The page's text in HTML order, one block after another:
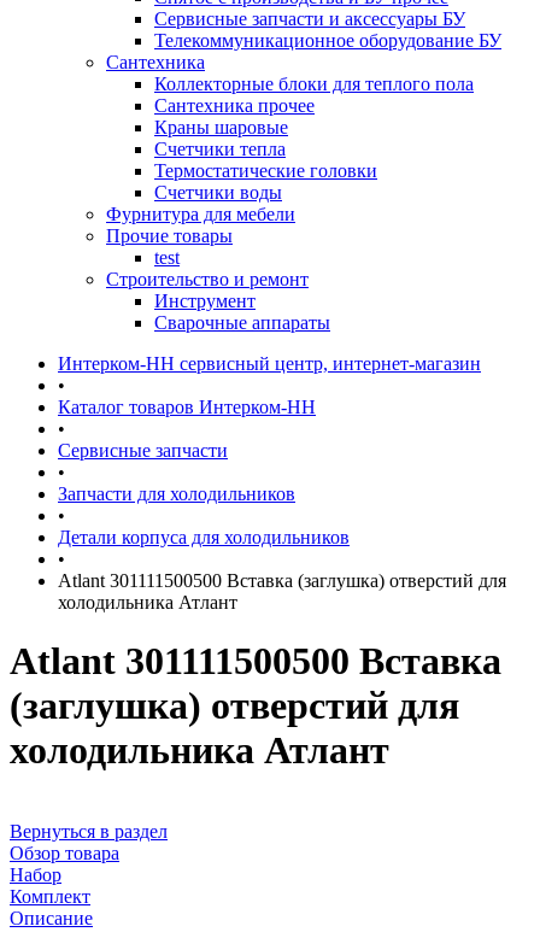
Сервисные запчасти и аксессуары БУ
Телекоммуникационное оборудование БУ
Сантехника
Коллекторные блоки для теплого пола
Сантехника прочее
Краны шаровые
Счетчики тепла
Термоcтатические головки
Счетчики воды
Фурнитура для мебели
Прочие товары
test
Строительство и ремонт
Инструмент
Сварочные аппараты
Интерком-НН сервисный центр, интернет-магазин
•
Каталог товаров Интерком-НН
•
Сервисные запчасти
•
Запчасти для холодильников
•
Детали корпуса для холодильников
•
Atlant 301111500500 Вставка (заглушка) отверстий для
холодильника Атлант
Atlant 301111500500 Вставка
(заглушка) отверстий для
холодильника Атлант
Вернуться в раздел
Обзор товара
Набор
Комплект
Описание